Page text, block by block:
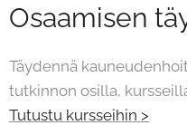
Osaamisen
Täydennä
tutkinnon osilla,
Tutustu kursseihin >